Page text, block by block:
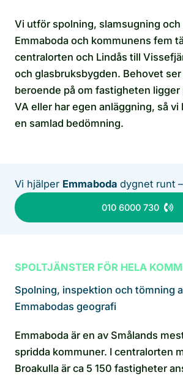
Vi utför spolning, slamsugning
Emmaboda och kommunens fem
centralorten och Lindås till
och glasbruksbygden. Behovet
beroende på om fastigheten
VA eller har egen anläggning, så vi
en samlad bedömning.
Vi hjälper Emmaboda dygnet runt
010 6000 730
SPOLTJÄNSTER FÖR HELA
Spolning, inspektion och tömning
Emmabodas geografi
Emmaboda är en av Smålands
spridda kommuner. I centralorten
Broakulla är ca 5 150 fastigheter